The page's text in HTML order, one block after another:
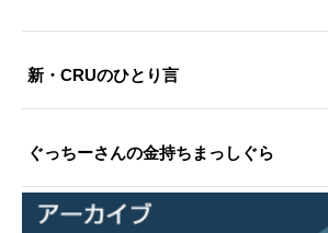
新・CRUのひとり言
ぐっちーさんの金持ちまっしぐら